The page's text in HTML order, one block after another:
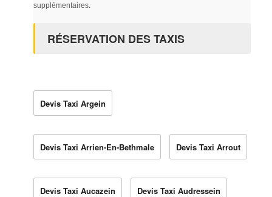
supplémentaires.
RÉSERVATION DES TAXIS
Devis Taxi Argein
Devis Taxi Arrien-En-Bethmale Devis Taxi Arrout
Devis Taxi Aucazein Devis Taxi Audressein